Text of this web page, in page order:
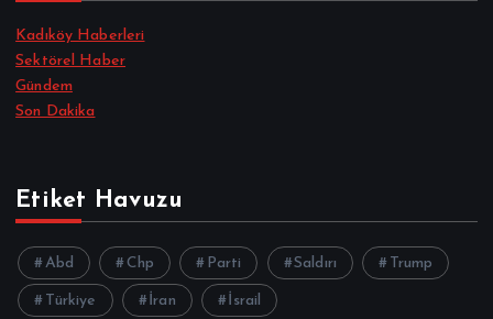
Kadıköy Haberleri
Sektörel Haber
Gündem
Son Dakika
Etiket Havuzu
Abd Chp Parti Saldırı Trump
Türkiye İran İsrail